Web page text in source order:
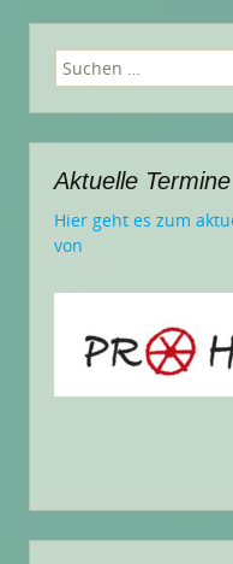
Suchen
nach:
Aktuelle Termine
Hier geht es zum
von